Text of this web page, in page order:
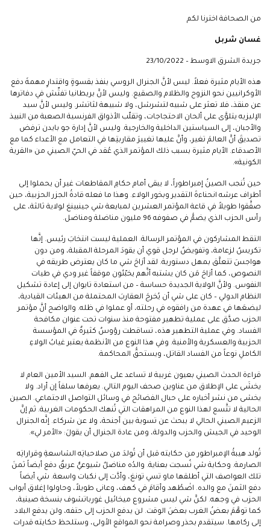
من الصحافة اخترنا لكم
غسان شربل
جريدة الشرق الاوسط – 23/10/2022
هذه الأيام مثيرة فعلاً. ليس لأنَّ الجنرال الروسي ينفذ بقسوةٍ واقتدارٍ مهمةَ دفع
الأوكرانيين نحو النزوح والظلام والصقيع. وليس لأنَّ بريطانيا تفتِّش في دفاترها
عن منقذ، فلا تعثر على شبيه لتشرشل، ولا شبيهة لثاتشر. وليس لأنَّ سيد
الإليزيه يتلوَّى على ألحان الاحتجاجات، وتقلّب الأذواق الفرنسية الصعبة من النبيذ
والأجبان، إلى السياستين الداخلية والخارجية. وليس لأنَّ إدارة جو بايدن ترفض
تصديقَ أنَّ العالمَ تغير، وأنَّ عليها تغييرَ مقاربتِها في التعامل مع الأعداء كما مع
الأصدقاء. الأيام مثيرة بسبب ذلك المؤتمر الذي عُقد في الحيّ الصيني من «القرية
الكونية».
حين تُنجب الصينُ إمبراطوراً، لا يبقى أمام حكامِ المقاطعات غير أن يحملوا إلى
أطراف عرشه انحناءةَ التقدير وبخور الولاء. وهذا ما فعله قادةُ الجزر الحزبية، حين
صفَّقوا طويلاً في قاعة المؤتمر العشرين لمبايعة شي جينبينغ لولاية ثالثة، على
رأس الحزب الذي يضمُّ في صفوفه 96 مليون مناضلة ومناضل.
التقط المشاركون في المؤتمر الرسالة. العملية ليست انتخابَ رئيس. إنَّها
تكريسٌ لزعامة، وتفويضٌ لرجل قوي أن يقودَ المرحلة المقبلة، ومن دون
هواجسَ تتعلَّق بمهل دستورية. لقد أزاحَ شي ما كان يعترض طريقه في
النصوص، كما أزاحَ مَن كان يشتبه أنَّهم يخبّئون موقفاً غير ودي في طيات
النفوس. ولأنَّ الولاية الجديدة حساسة – من استعادة تايوان إلى إعادة تشكيل
النظام الدولي – كان على شي أن يُخرجَ العقاربَ المحتملة من الهيئات القيادية،
ليضعَها في عهدة من رافقوه في رحلته، أو عملوا في ظله. والواضح أنَّ مؤتمر
الحزب صدَّق على عملية تطهير مفتوحة منذ سنوات تحت عنوان مكافحة
الفساد. وفي عملية التطهير هذه، تساقطت رؤوسٌ كثيرةٌ في المؤسسة
الحزبية والعسكرية والأمنية. وفي هذا النوع من الأنظمة يعتبر غيابُ الولاءِ
الكاملِ نوعاً من الفساد القاتل، ويستحقُّ المحاكمة.
قراءة الحدث الصيني بعيون غربية لا تساعد على الفهم. السيد الأمين العام لا
يخشَى على الإطلاق من عناوين صحف اليوم التالي. يعرفها سلفاً إن أراد. ولا
يخشى من نشر أخباره على حبال الفضائح في وسائل التواصل الاجتماعي. الصين
الحالية لا تتَّسع لهذا النوع من المراهقات التي تُنهك الحكومات الغربية. ثم إنَّ
الزعيم الصيني الحالي لا يبحث عن تسوية بين أجنحة، ولا عن شركاء. إنَّه الجنرال
الوحيد في الجيش والحزب والدولة، ومن عادة الجنرال أن يقولَ: «الأمر لي».
تُولد هيبةُ الإمبراطور من حكايته قبل أن تُولدَ من صلاحياتِه الشاسعةِ وقراراتِه
الصارمة. وحكاية شي نُسجت بعناية. والدُه مناضلٌ شيوعيٌّ عريقٌ دفع أيضاً ثمنَ
تلك العواصف التي أطلقها ماو تسي تونغ، وأدَّت إلى نكبات واسعة. شي أيضاً
دفع الثمنَ مع والده. اضْطُهد وأقامَ في كهف، وعانى طويلاً، وحاولوا إغلاق أبواب
الحزب في وجهه. لكنَّ شي ليس مشروع ميخائيل غورباتشوف بنسخة صينية،
كما توهَّمَ بعضُ الغرب بعضَ الوقت. لن يدفع الحزب إلى حتفه، ولن يدفع البلاد
إلى ركامها. سيتقدم بحذر وصرامة نحو المواقع الأولى، وستلحظ حكايته قدرات